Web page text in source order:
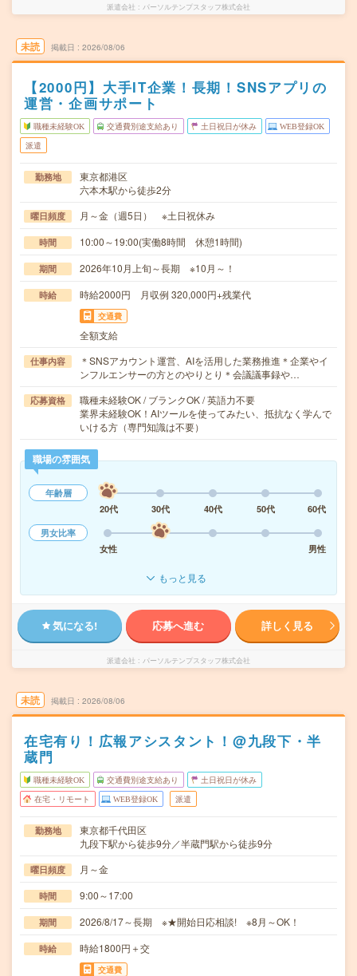
派遣会社 パーソルテンプスタッフ株式会社
未読 掲載日 2026/08/06
【2000円】大手IT企業！長期！SNSアプリの
運営・企画サポート
職種未経験OK 交通費別途支給あり 土日祝日が休み WEB登録OK
派遣
勤務地
東京都港区
六本木駅から徒歩2分
曜日頻度 月～金（週5日） ※土日祝休み
時間 10:00～19:00(実働8時間 休憩1時間)
期間 2026年10月上旬～長期 ※10月～！
時給 時給2000円 月収例 320,000円+残業代
交通費
全額支給
仕事内容
＊SNSアカウント運営、AIを活用した業務推進＊企業やイ
ンフルエンサーの方とのやりとり＊会議議事録や…
応募資格
職種未経験OK / ブランクOK / 英語力不要
業界未経験OK！AIツールを使ってみたい、抵抗なく学んで
いける方（専門知識は不要）
職場の雰囲気
年齢層
20代
30代 40代 50代
60代
男女比率
女性
男性
もっと見る
気になる! 応募へ進む 詳しく見る
派遣会社 パーソルテンプスタッフ株式会社
未読 掲載日 2026/08/06
在宅有り！広報アシスタント！@九段下・半
蔵門
職種未経験OK 交通費別途支給あり 土日祝日が休み
在宅・リモート WEB登録OK 派遣
勤務地
東京都千代田区
九段下駅から徒歩9分／半蔵門駅から徒歩9分
曜日頻度 月～金
時間 9:00～17:00
期間 2026/8/17～長期 ※★開始日応相談! ※8月～OK！
時給 時給1800円＋交
交通費